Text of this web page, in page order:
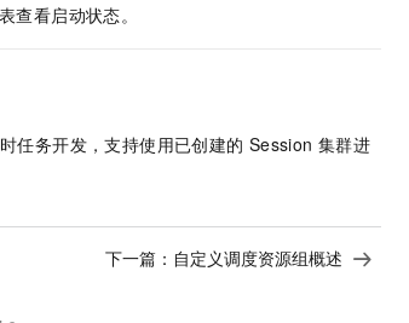
查看启动状态。
任务开发，支持使用已创建的 Session 集群进
下一篇： 自定义调度资源组概述